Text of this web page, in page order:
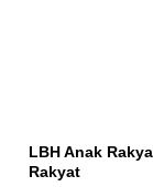
LBH Anak
Rakyat